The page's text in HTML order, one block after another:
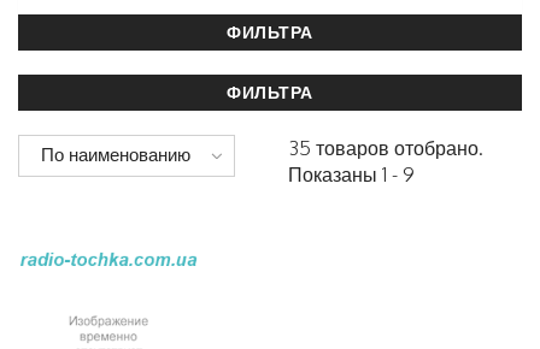
По наименованию
35 товаров отобрано.
Показаны 1 - 9